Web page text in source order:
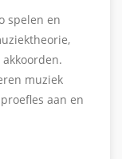
spelen en
muziek
aan en